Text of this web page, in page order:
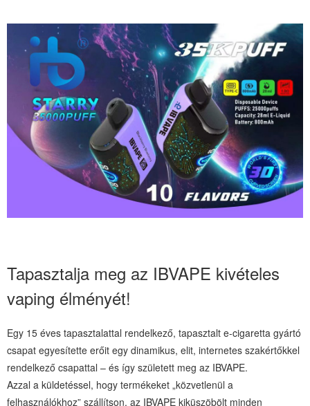
Tapasztalja meg az IBVAPE kivételes
vaping élményét!
Egy 15 éves tapasztalattal rendelkező, tapasztalt e-cigaretta gyártó
csapat egyesítette erőit egy dinamikus, elit, internetes szakértőkkel
rendelkező csapattal – és így született meg az IBVAPE.
Azzal a küldetéssel, hogy termékeket „közvetlenül a
felhasználókhoz” szállítson, az IBVAPE kiküszöbölt minden